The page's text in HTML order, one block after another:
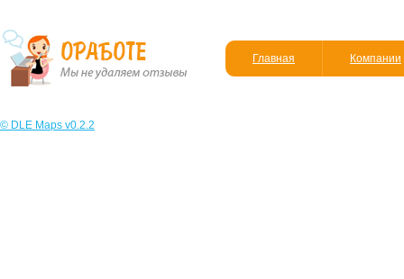
Главная Компании
© DLE Maps v0.2.2